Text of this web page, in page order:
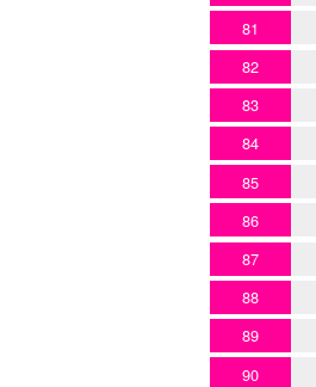
81
82
83
84
85
86
87
88
89
90